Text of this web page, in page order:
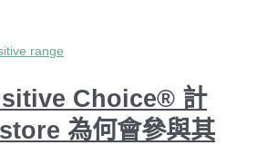
Choice® 計
為何會參與其